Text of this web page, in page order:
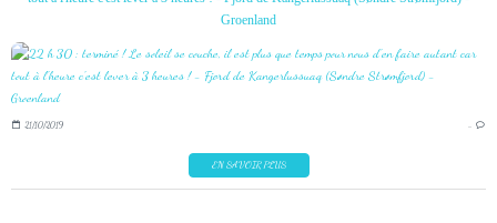
Groenland
21/10/2019 …
EN SAVOIR PLUS